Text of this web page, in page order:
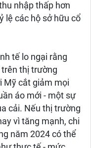
nhập thấp hơn
lệ các hộ sở hữu cổ
tế lo ngại rằng
thị trường
Mỹ cắt giảm mọi
áo mới - một sự
cải. Nếu thị trường
vì tăng mạnh, chi
năm 2024 có thể